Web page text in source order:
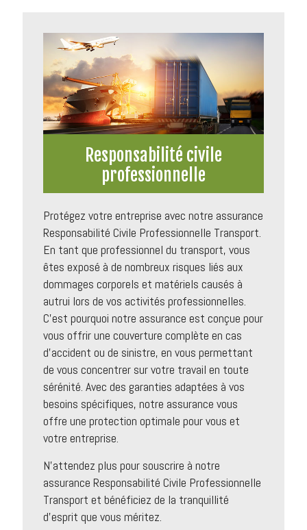
Responsabilité civile
professionnelle
Protégez votre entreprise avec notre assurance
Responsabilité Civile Professionnelle Transport.
En tant que professionnel du transport, vous
êtes exposé à de nombreux risques liés aux
dommages corporels et matériels causés à
autrui lors de vos activités professionnelles.
C’est pourquoi notre assurance est conçue pour
vous offrir une couverture complète en cas
d’accident ou de sinistre, en vous permettant
de vous concentrer sur votre travail en toute
sérénité. Avec des garanties adaptées à vos
besoins spécifiques, notre assurance vous
offre une protection optimale pour vous et
votre entreprise.
N’attendez plus pour souscrire à notre
assurance Responsabilité Civile Professionnelle
Transport et bénéficiez de la tranquillité
d’esprit que vous méritez.